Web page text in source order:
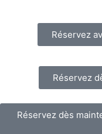
Réservez
Réservez
Réservez dès